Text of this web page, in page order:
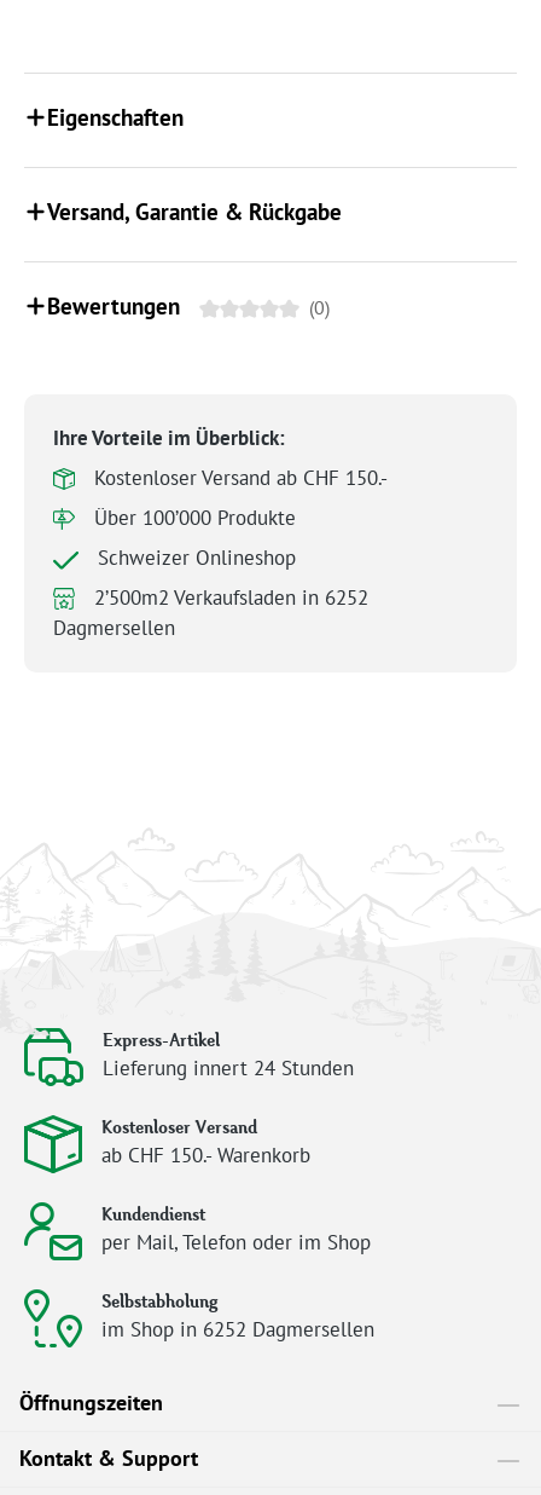
Eigenschaften
Versand, Garantie & Rückgabe
Bewertungen (0)
Ihre Vorteile im Überblick:
Kostenloser Versand ab CHF 150.-
Über 100’000 Produkte
Schweizer Onlineshop
2’500m2 Verkaufsladen in 6252
Dagmersellen
Express-Artikel
Lieferung innert 24 Stunden
Kostenloser Versand
ab CHF 150.- Warenkorb
Kundendienst
per Mail, Telefon oder im Shop
Selbstabholung
im Shop in 6252 Dagmersellen
Öffnungszeiten
Kontakt & Support